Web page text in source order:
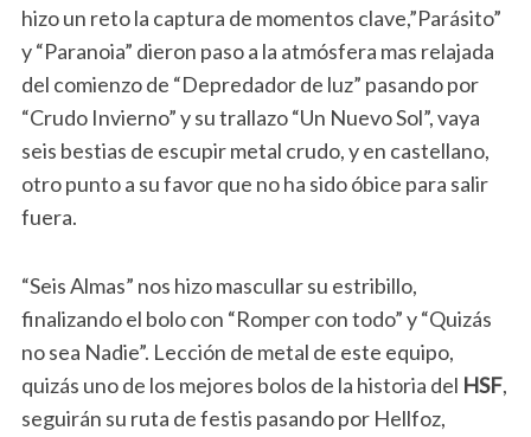
hizo un reto la captura de momentos clave,”Parásito”
y “Paranoia” dieron paso a la atmósfera mas relajada
del comienzo de “Depredador de luz” pasando por
“Crudo Invierno” y su trallazo “Un Nuevo Sol”, vaya
seis bestias de escupir metal crudo, y en castellano,
otro punto a su favor que no ha sido óbice para salir
fuera.
“Seis Almas” nos hizo mascullar su estribillo,
finalizando el bolo con “Romper con todo” y “Quizás
no sea Nadie”. Lección de metal de este equipo,
quizás uno de los mejores bolos de la historia del HSF,
seguirán su ruta de festis pasando por Hellfoz,